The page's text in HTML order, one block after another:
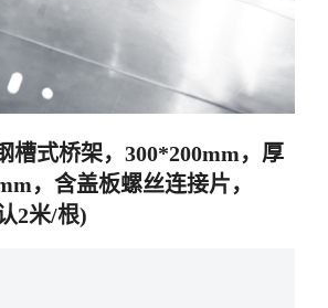
槽式桥架，300*200mm，厚
，含盖板螺丝连接片，
2米/根)